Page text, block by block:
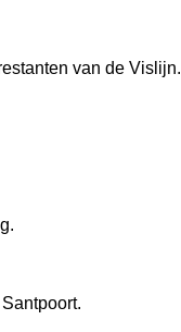
van de Vislijn.